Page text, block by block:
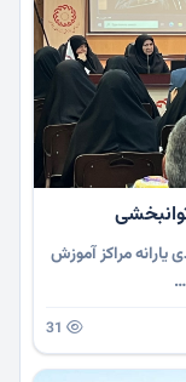
کشور از افزایش ۷۰ درصدی یارانه مراکز آموزش